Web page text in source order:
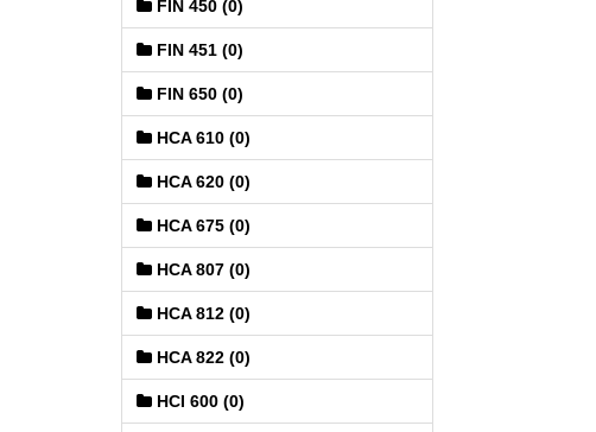
FIN 450 (0)
FIN 451 (0)
FIN 650 (0)
HCA 610 (0)
HCA 620 (0)
HCA 675 (0)
HCA 807 (0)
HCA 812 (0)
HCA 822 (0)
HCI 600 (0)